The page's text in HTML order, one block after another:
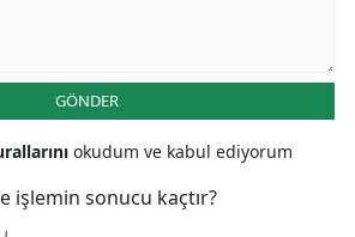
GÖNDER
okudum ve kabul ediyorum
işlemin sonucu kaçtır?